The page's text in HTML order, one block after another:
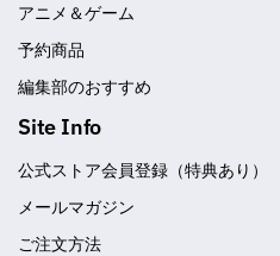
アニメ＆ゲーム
予約商品
編集部のおすすめ
Site Info
公式ストア会員登録（特典あり）
メールマガジン
ご注文方法